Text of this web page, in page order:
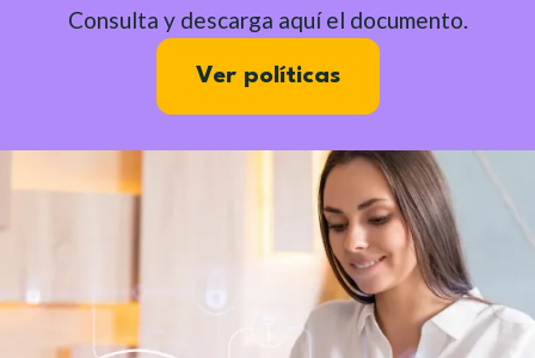
Consulta y descarga aquí el documento.
Ver políticas